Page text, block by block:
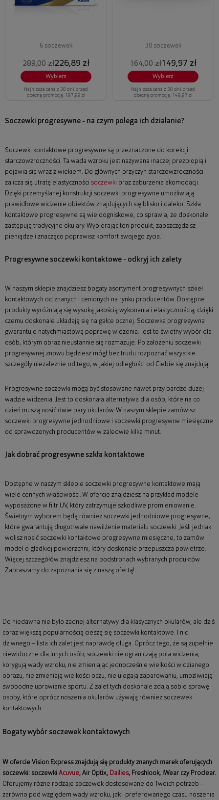
6 soczewek
289,00 zł226,89 zł
Wybierz
Najniższa cena z 30 dni przed
obecną promocją: 197,99 zł
30 soczewek
164,00 zł149,97 zł
Wybierz
Najniższa cena z 30 dni przed
obecną promocją: 149,97 zł
Soczewki progresywne - na czym polega ich działanie?
Soczewki kontaktowe progresywne są przeznaczone do korekcji
starczowzroczności. Ta wada wzroku jest nazywana inaczej prezbiopią i
pojawia się wraz z wiekiem. Do głównych przyczyn starczowzroczności
zalicza się utratę elastyczności soczewki oraz zaburzenia akomodacji.
Dzięki przemyślanej konstrukcji soczewki progresywne umożliwiają
prawidłowe widzenie obiektów znajdujących się blisko i daleko. Szkła
kontaktowe progresywne są wieloogniskowe, co sprawia, że doskonale
zastępują tradycyjne okulary. Wybierając ten produkt, zaoszczędzisz
pieniądze i znacząco poprawisz komfort swojego życia.
Progresywne soczewki kontaktowe - odkryj ich zalety
W naszym sklepie znajdziesz bogaty asortyment progresywnych szkieł
kontaktowych od znanych i cenionych na rynku producentów. Dostępne
produkty wyróżniają się wysoką jakością wykonania i elastycznością, dzięki
czemu doskonale układają się na gałce ocznej. Soczewka progresywna
gwarantuje natychmiastową poprawę widzenia. Jest to świetny wybór dla
osób, którym obraz nieustannie się rozmazuje. Po założeniu soczewki
progresywnej znowu będziesz mógł bez trudu rozpoznać wszystkie
szczegóły niezależnie od tego, w jakiej odległości od Ciebie się znajdują.
Progresywne soczewki mogą być stosowane nawet przy bardzo dużej
wadzie widzenia. Jest to doskonała alternatywa dla osób, które na co
dzień muszą nosić dwie pary okularów. W naszym sklepie zamówisz
soczewki progresywne jednodniowe i soczewki progresywne miesięczne
od sprawdzonych producentów w zaledwie kilka minut.
Jak dobrać progresywne szkła kontaktowe
Dostępne w naszym sklepie soczewki progresywne kontaktowe mają
wiele cennych właściwości. W ofercie znajdziesz na przykład modele
wyposażone w filtr UV, który zatrzymuje szkodliwe promieniowanie.
Świetnym wyborem będą również soczewki jednodniowe progresywne,
które gwarantują długotrwałe nawilżenie materiału soczewki. Jeśli jednak
wolisz nosić soczewki kontaktowe progresywne miesięczne, to zamów
model o gładkiej powierzchni, który doskonale przepuszcza powietrze.
Więcej szczegółów znajdziesz na podstronach wybranych produktów.
Zapraszamy do zapoznania się z naszą ofertą!
Do niedawna nie było żadnej alternatywy dla klasycznych okularów, ale dziś
coraz większą popularnością cieszą się soczewki kontaktowe. I nic
dziwnego – lista ich zalet jest naprawdę długa. Oprócz tego, że są zupełnie
niewidoczne dla innych osób, soczewki nie ograniczają pola widzenia,
korygują wady wzroku, nie zmieniając jednocześnie wielkości widzianego
obrazu, nie zmieniają wielkości oczu, nie ulegają zaparowaniu, umożliwiają
swobodne uprawianie sportu. Z zalet tych doskonale zdają sobie sprawę
osoby, które oprócz noszenia okularów używają również soczewek
kontaktowych.
Bogaty wybór soczewek kontaktowych
W ofercie Vision Express znajdują się produkty znanych marek oferujących
soczewki: soczewki Acuvue, Air Optix, Dailies, Freshlook, iWear czy Proclear.
Oferujemy różne rodzaje soczewek dostosowane do Twoich potrzeb –
zarówno pod względem wady wzroku, jak i preferowanego czasu noszenia